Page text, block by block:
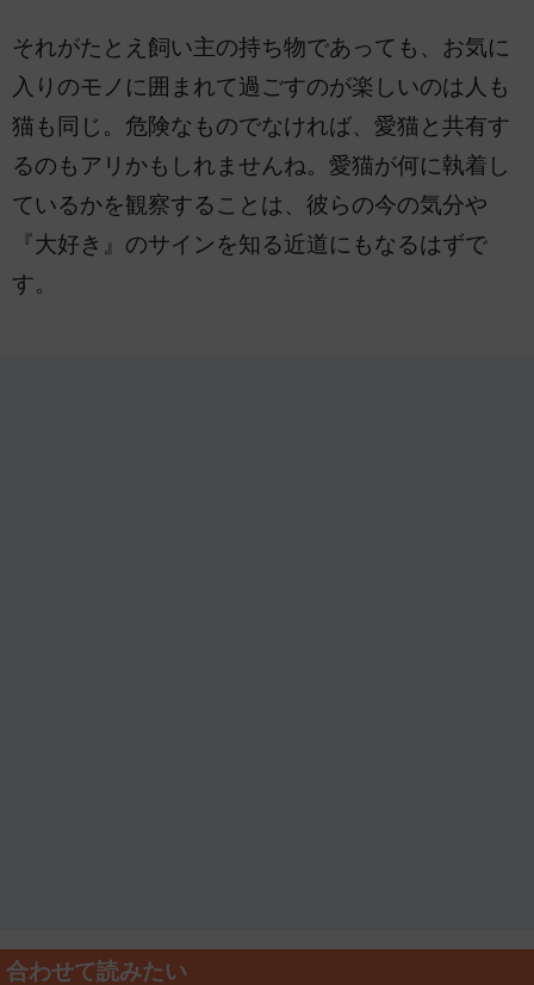
それがたとえ飼い主の持ち物であっても、お気に
入りのモノに囲まれて過ごすのが楽しいのは人も
猫も同じ。危険なものでなければ、愛猫と共有す
るのもアリかもしれませんね。愛猫が何に執着し
ているかを観察することは、彼らの今の気分や
『大好き』のサインを知る近道にもなるはずで
す。
合わせて読みたい